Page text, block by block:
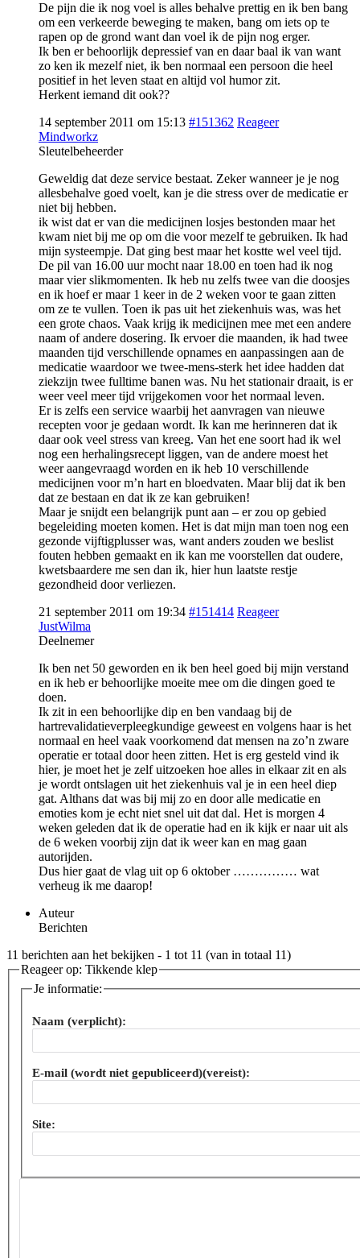
De pijn die ik nog voel is alles behalve prettig en ik ben bang
om een verkeerde beweging te maken, bang om iets op te
rapen op de grond want dan voel ik de pijn nog erger.
Ik ben er behoorlijk depressief van en daar baal ik van want
zo ken ik mezelf niet, ik ben normaal een persoon die heel
positief in het leven staat en altijd vol humor zit.
Herkent iemand dit ook??
14 september 2011 om 15:13 #151362 Reageer
Mindworkz
Sleutelbeheerder
Geweldig dat deze service bestaat. Zeker wanneer je je nog
allesbehalve goed voelt, kan je die stress over de medicatie er
niet bij hebben.
ik wist dat er van die medicijnen losjes bestonden maar het
kwam niet bij me op om die voor mezelf te gebruiken. Ik had
mijn systeempje. Dat ging best maar het kostte wel veel tijd.
De pil van 16.00 uur mocht naar 18.00 en toen had ik nog
maar vier slikmomenten. Ik heb nu zelfs twee van die doosjes
en ik hoef er maar 1 keer in de 2 weken voor te gaan zitten
om ze te vullen. Toen ik pas uit het ziekenhuis was, was het
een grote chaos. Vaak krijg ik medicijnen mee met een andere
naam of andere dosering. Ik ervoer die maanden, ik had twee
maanden tijd verschillende opnames en aanpassingen aan de
medicatie waardoor we twee-mens-sterk het idee hadden dat
ziekzijn twee fulltime banen was. Nu het stationair draait, is er
weer veel meer tijd vrijgekomen voor het normaal leven.
Er is zelfs een service waarbij het aanvragen van nieuwe
recepten voor je gedaan wordt. Ik kan me herinneren dat ik
daar ook veel stress van kreeg. Van het ene soort had ik wel
nog een herhalingsrecept liggen, van de andere moest het
weer aangevraagd worden en ik heb 10 verschillende
medicijnen voor m’n hart en bloedvaten. Maar blij dat ik ben
dat ze bestaan en dat ik ze kan gebruiken!
Maar je snijdt een belangrijk punt aan – er zou op gebied
begeleiding moeten komen. Het is dat mijn man toen nog een
gezonde vijftigplusser was, want anders zouden we beslist
fouten hebben gemaakt en ik kan me voorstellen dat oudere,
kwetsbaardere me sen dan ik, hier hun laatste restje
gezondheid door verliezen.
21 september 2011 om 19:34 #151414 Reageer
JustWilma
Deelnemer
Ik ben net 50 geworden en ik ben heel goed bij mijn verstand
en ik heb er behoorlijke moeite mee om die dingen goed te
doen.
Ik zit in een behoorlijke dip en ben vandaag bij de
hartrevalidatieverpleegkundige geweest en volgens haar is het
normaal en heel vaak voorkomend dat mensen na zo’n zware
operatie er totaal door heen zitten. Het is erg gesteld vind ik
hier, je moet het je zelf uitzoeken hoe alles in elkaar zit en als
je wordt ontslagen uit het ziekenhuis val je in een heel diep
gat. Althans dat was bij mij zo en door alle medicatie en
emoties kom je echt niet snel uit dat dal. Het is morgen 4
weken geleden dat ik de operatie had en ik kijk er naar uit als
de 6 weken voorbij zijn dat ik weer kan en mag gaan
autorijden.
Dus hier gaat de vlag uit op 6 oktober …………… wat
verheug ik me daarop!
Auteur
Berichten
11 berichten aan het bekijken - 1 tot 11 (van in totaal 11)
Reageer op: Tikkende klep
Je informatie:
Naam (verplicht):
E-mail (wordt niet gepubliceerd)(vereist):
Site: